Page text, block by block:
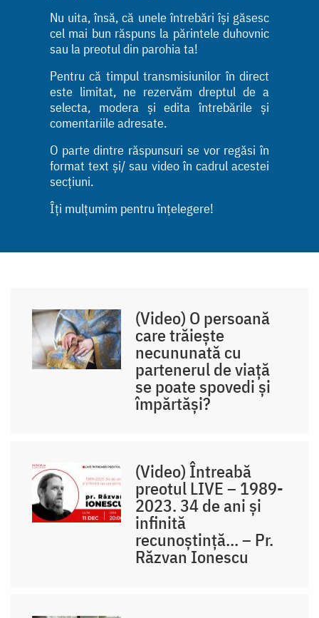
Nu uita, însă, că unele întrebări își găsesc
cel mai bun răspuns la părintele duhovnic
sau la preotul din parohia ta!
Pentru că timpul transmisiunilor în direct
este limitat, ne rezervăm dreptul de a
selecta, modera și edita întrebările și
comentariile adresate.
O parte dintre răspunsuri se vor regăsi în
format text și/ sau video în cadrul acestei
secțiuni.
Îți mulțumim pentru înțelegere!
(Video) O persoană
care trăiește
necununată cu
partenerul de viață
se poate spovedi și
împărtăși?
(Video) Întreabă
preotul LIVE – 1989-
2023. 34 de ani și
infinită
recunoștință... – Pr.
Răzvan Ionescu